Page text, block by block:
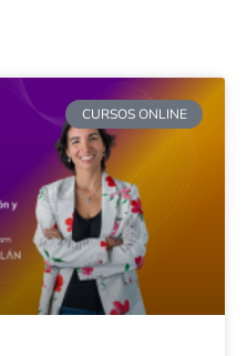
CURSOS ONLINE